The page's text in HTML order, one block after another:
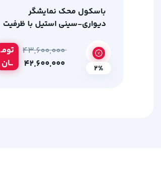
باسکول محک نمایشگر
دیواری-سینی استیل با ظرفیت
تومـ
ــان
۴۳,۶۰۰,۰۰۰
2%